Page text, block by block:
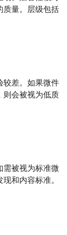
质量。层级包括
较差。如果微件
则会被视为低质
需被视为标准微
和内容标准。